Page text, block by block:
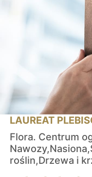
LAUREAT
Flora. Centrum
roślin,Drzewa i